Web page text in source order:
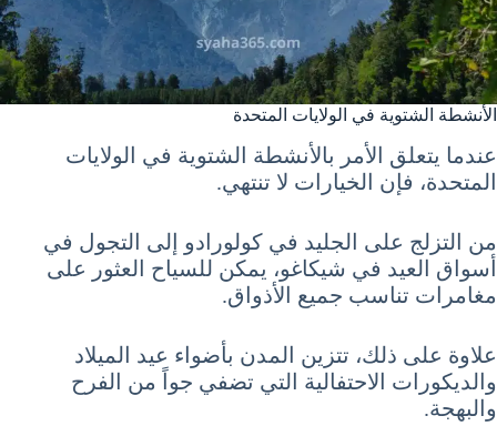
الأنشطة الشتوية في الولايات المتحدة
عندما يتعلق الأمر بالأنشطة الشتوية في الولايات
المتحدة، فإن الخيارات لا تنتهي.
من التزلج على الجليد في كولورادو إلى التجول في
أسواق العيد في شيكاغو، يمكن للسياح العثور على
مغامرات تناسب جميع الأذواق.
علاوة على ذلك، تتزين المدن بأضواء عيد الميلاد
والديكورات الاحتفالية التي تضفي جواً من الفرح
والبهجة.